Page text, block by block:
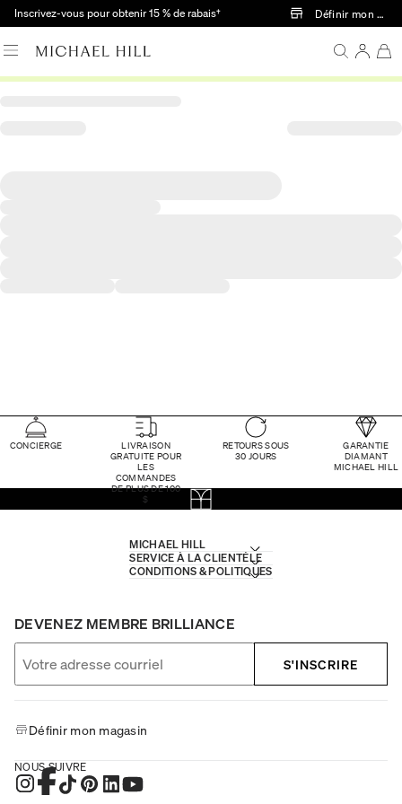
Passer au contenu principal
Inscrivez-vous pour obtenir 15 % de rabais† Définir mon
CONCIERGE
LIVRAISON
GRATUITE POUR
LES
COMMANDES
DE PLUS DE 100
$
RETOURS SOUS
30 JOURS
GARANTIE
DIAMANT
MICHAEL HILL
MICHAEL HILL
SERVICE À LA CLIENTÈLE
CONDITIONS & POLITIQUES
DEVENEZ MEMBRE BRILLIANCE
S'INSCRIRE
Définir mon magasin
NOUS SUIVRE